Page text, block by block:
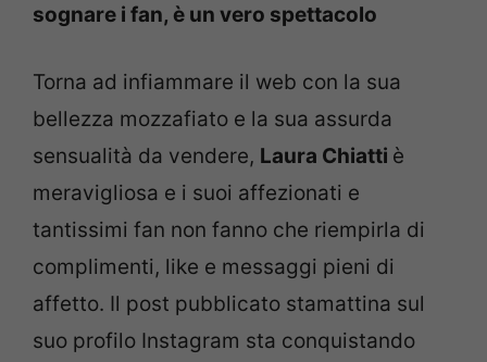
sognare i fan, è un vero spettacolo
Torna ad infiammare il web con la sua
bellezza mozzafiato e la sua assurda
sensualità da vendere, Laura Chiatti è
meravigliosa e i suoi affezionati e
tantissimi fan non fanno che riempirla di
complimenti, like e messaggi pieni di
affetto. Il post pubblicato stamattina sul
suo profilo Instagram sta conquistando